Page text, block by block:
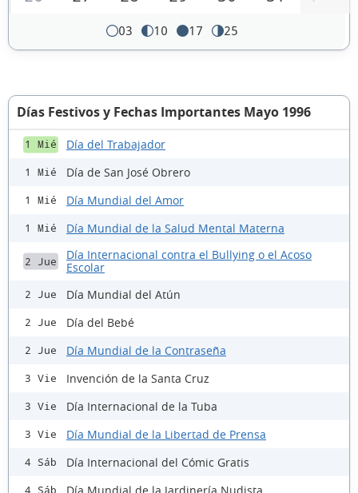
03 10 17 25
Días Festivos y Fechas Importantes Mayo 1996
1 Mié Día del Trabajador
1 Mié Día de San José Obrero
1 Mié Día Mundial del Amor
1 Mié Día Mundial de la Salud Mental Materna
2 Jue
Día Internacional contra el Bullying o el Acoso
Escolar
2 Jue Día Mundial del Atún
2 Jue Día del Bebé
2 Jue Día Mundial de la Contraseña
3 Vie Invención de la Santa Cruz
3 Vie Día Internacional de la Tuba
3 Vie Día Mundial de la Libertad de Prensa
4 Sáb Día Internacional del Cómic Gratis
4 Sáb